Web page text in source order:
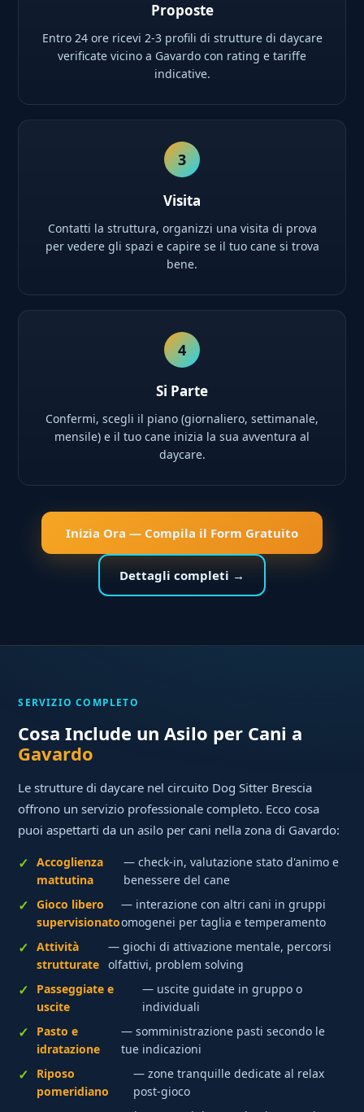
Proposte
Entro 24 ore ricevi 2-3 profili di strutture di daycare
verificate vicino a Gavardo con rating e tariffe
indicative.
3
Visita
Contatti la struttura, organizzi una visita di prova
per vedere gli spazi e capire se il tuo cane si trova
bene.
4
Si Parte
Confermi, scegli il piano (giornaliero, settimanale,
mensile) e il tuo cane inizia la sua avventura al
daycare.
Inizia Ora — Compila il Form Gratuito
Dettagli completi →
SERVIZIO COMPLETO
Cosa Include un Asilo per Cani a
Gavardo
Le strutture di daycare nel circuito Dog Sitter Brescia
offrono un servizio professionale completo. Ecco cosa
puoi aspettarti da un asilo per cani nella zona di Gavardo:
Accoglienza
mattutina
— check-in, valutazione stato d'animo e
benessere del cane
Gioco libero
supervisionato
— interazione con altri cani in gruppi
omogenei per taglia e temperamento
Attività
strutturate
— giochi di attivazione mentale, percorsi
olfattivi, problem solving
Passeggiate e
uscite
— uscite guidate in gruppo o
individuali
Pasto e
idratazione
— somministrazione pasti secondo le
tue indicazioni
Riposo
pomeridiano
— zone tranquille dedicate al relax
post-gioco